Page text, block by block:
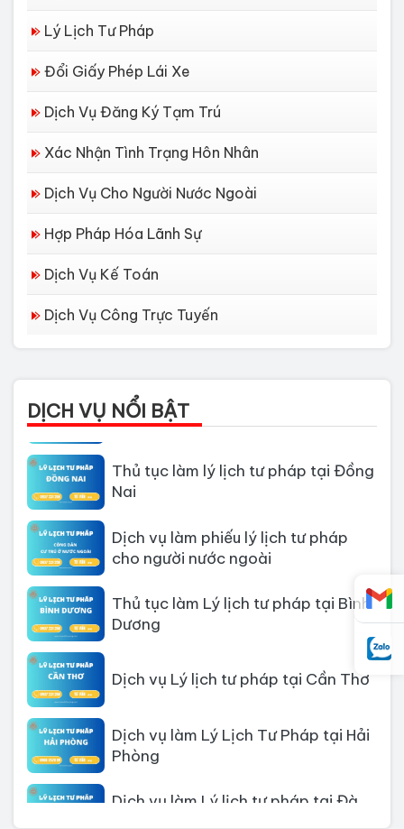
Lý Lịch Tư Pháp
Đổi Giấy Phép Lái Xe
Dịch Vụ Đăng Ký Tạm Trú
Xác Nhận Tình Trạng Hôn Nhân
Dịch Vụ Cho Người Nước Ngoài
Hợp Pháp Hóa Lãnh Sự
Dịch Vụ Kế Toán
Dịch Vụ Công Trực Tuyến
DỊCH VỤ NỔI BẬT
Dịch vụ làm Lý lịch tư pháp tại Đà
Nẵng
Thủ tục làm Lý Lịch Tư Pháp tại Hồ
Chí Minh
Nai
cho người nước ngoài
Thủ tục làm Lý lịch tư pháp tại Bình
Dương
Dịch vụ Lý lịch tư pháp tại Cần Thơ
Phòng
Nẵng